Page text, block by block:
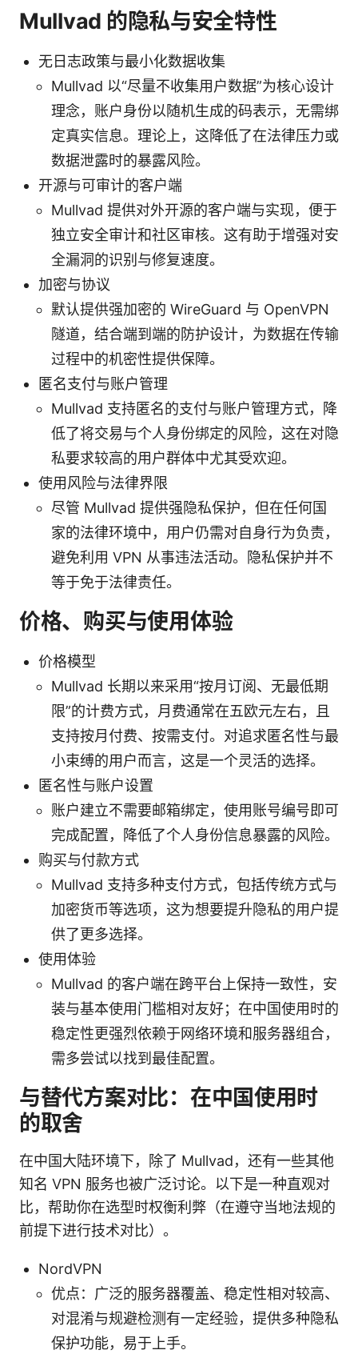
Mullvad 的隐私与安全特性
无日志政策与最小化数据收集
Mullvad 以“尽量不收集用户数据”为核心设计
理念，账户身份以随机生成的码表示，无需绑
定真实信息。理论上，这降低了在法律压力或
数据泄露时的暴露风险。
开源与可审计的客户端
Mullvad 提供对外开源的客户端与实现，便于
独立安全审计和社区审核。这有助于增强对安
全漏洞的识别与修复速度。
加密与协议
默认提供强加密的 WireGuard 与 OpenVPN
隧道，结合端到端的防护设计，为数据在传输
过程中的机密性提供保障。
匿名支付与账户管理
Mullvad 支持匿名的支付与账户管理方式，降
低了将交易与个人身份绑定的风险，这在对隐
私要求较高的用户群体中尤其受欢迎。
使用风险与法律界限
尽管 Mullvad 提供强隐私保护，但在任何国
家的法律环境中，用户仍需对自身行为负责，
避免利用 VPN 从事违法活动。隐私保护并不
等于免于法律责任。
价格、购买与使用体验
价格模型
Mullvad 长期以来采用“按月订阅、无最低期
限”的计费方式，月费通常在五欧元左右，且
支持按月付费、按需支付。对追求匿名性与最
小束缚的用户而言，这是一个灵活的选择。
匿名性与账户设置
账户建立不需要邮箱绑定，使用账号编号即可
完成配置，降低了个人身份信息暴露的风险。
购买与付款方式
Mullvad 支持多种支付方式，包括传统方式与
加密货币等选项，这为想要提升隐私的用户提
供了更多选择。
使用体验
Mullvad 的客户端在跨平台上保持一致性，安
装与基本使用门槛相对友好；在中国使用时的
稳定性更强烈依赖于网络环境和服务器组合，
需多尝试以找到最佳配置。
与替代方案对比：在中国使用时
的取舍
在中国大陆环境下，除了 Mullvad，还有一些其他
知名 VPN 服务也被广泛讨论。以下是一种直观对
比，帮助你在选型时权衡利弊（在遵守当地法规的
前提下进行技术对比）。
NordVPN
优点：广泛的服务器覆盖、稳定性相对较高、
对混淆与规避检测有一定经验，提供多种隐私
保护功能，易于上手。